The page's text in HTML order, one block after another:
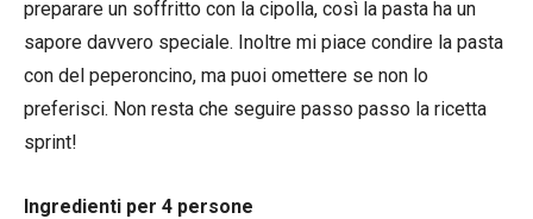
preparare un soffritto con la cipolla, così la pasta ha un
sapore davvero speciale. Inoltre mi piace condire la pasta
con del peperoncino, ma puoi omettere se non lo
preferisci. Non resta che seguire passo passo la ricetta
sprint!
Ingredienti per 4 persone